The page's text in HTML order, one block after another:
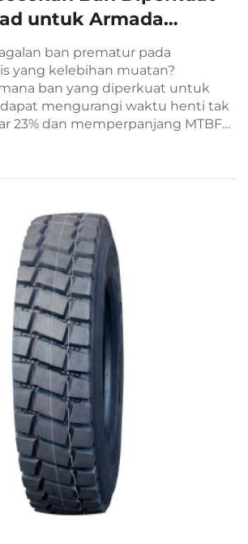
untuk Armada
ban prematur pada
yang kelebihan muatan?
ban yang diperkuat untuk
mengurangi waktu henti tak
23% dan memperpanjang MTBF